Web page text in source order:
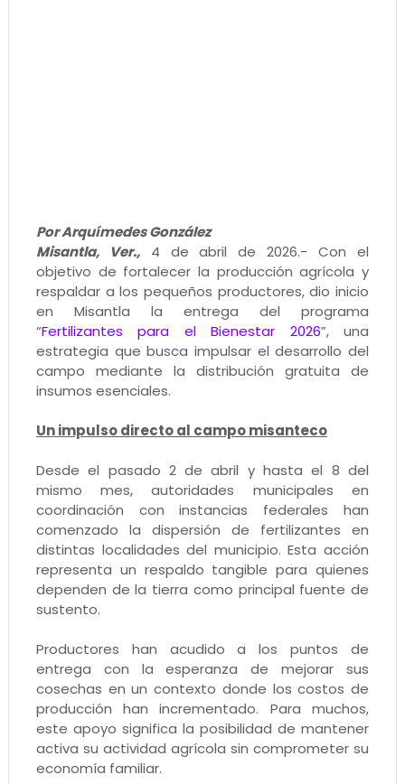
Por Arquímedes González
Misantla, Ver.,4 de abril de 2026.- Con el
objetivo de fortalecer la producción agrícola y
respaldar a los pequeños productores, dio inicio
en Misantla la entrega del programa
“Fertilizantes para el Bienestar 2026”, una
estrategia que busca impulsar el desarrollo del
campo mediante la distribución gratuita de
insumos esenciales.
Un impulso directo al campo misanteco
Desde el pasado 2 de abril y hasta el 8 del
mismo mes, autoridades municipales en
coordinación con instancias federales han
comenzado la dispersión de fertilizantes en
distintas localidades del municipio. Esta acción
representa un respaldo tangible para quienes
dependen de la tierra como principal fuente de
sustento.
Productores han acudido a los puntos de
entrega con la esperanza de mejorar sus
cosechas en un contexto donde los costos de
producción han incrementado. Para muchos,
este apoyo significa la posibilidad de mantener
activa su actividad agrícola sin comprometer su
economía familiar.